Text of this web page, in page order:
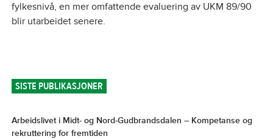
fylkesnivå, en mer omfattende evaluering av UKM 89/90
blir utarbeidet senere.
SISTE PUBLIKASJONER
Arbeidslivet i Midt- og Nord-Gudbrandsdalen – Kompetanse og
rekruttering for fremtiden